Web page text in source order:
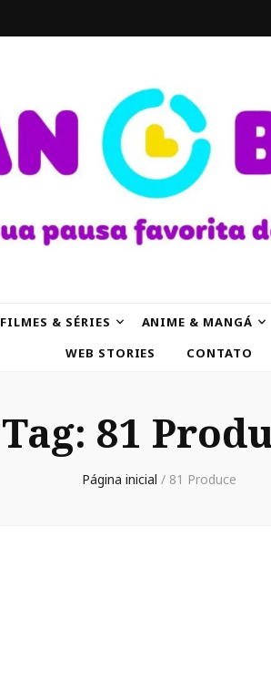
FILMES & SÉRIES ANIME & MANGÁ
WEB STORIES
CONTATO
Tag: 81
Página inicial / 81 Produce